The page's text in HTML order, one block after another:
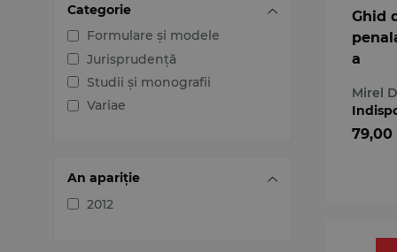
Drept procesual penal
Dreptul afacerilor
Dreptul familiei
Dreptul mediului
Dreptul muncii și securității
Dreptul proprietății
intelectuale
Dreptul Uniunii Europene
Categorie
Formulare și modele
Jurisprudență
Studii și monografii
Variae
An apariție
2012
Ghid
a
Mirel
79,00